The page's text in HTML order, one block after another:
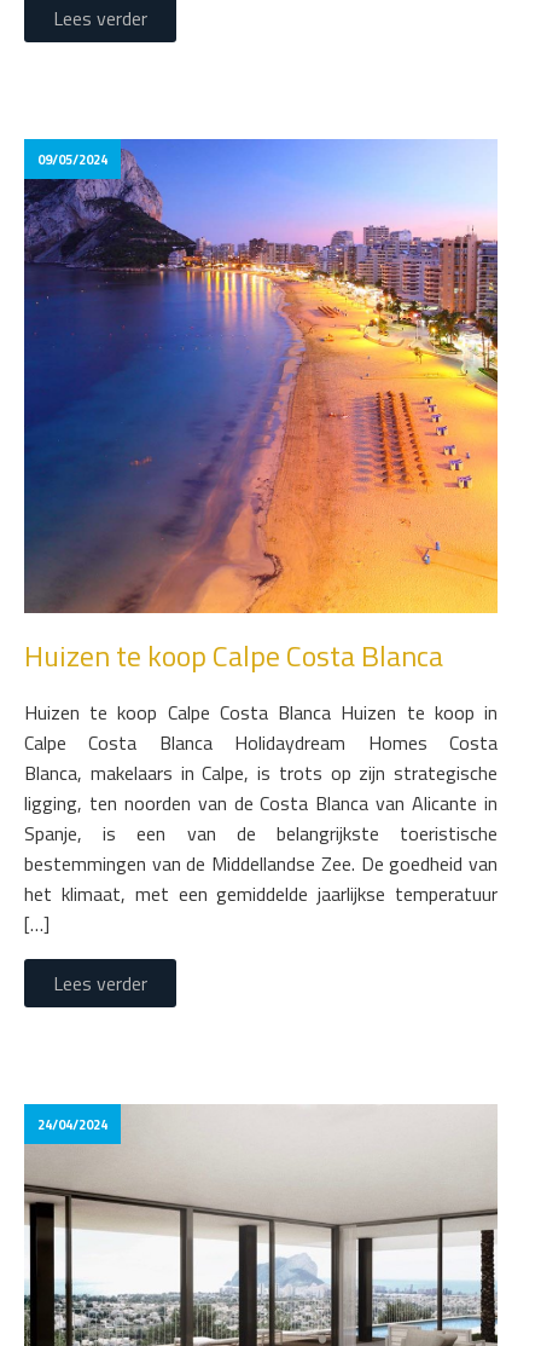
Lees verder
09/05/2024
Huizen te koop Calpe Costa Blanca
Huizen te koop Calpe Costa Blanca Huizen te koop in
Calpe Costa Blanca Holidaydream Homes Costa
Blanca, makelaars in Calpe, is trots op zijn strategische
ligging, ten noorden van de Costa Blanca van Alicante in
Spanje, is een van de belangrijkste toeristische
bestemmingen van de Middellandse Zee. De goedheid van
het klimaat, met een gemiddelde jaarlijkse temperatuur
[…]
Lees verder
24/04/2024